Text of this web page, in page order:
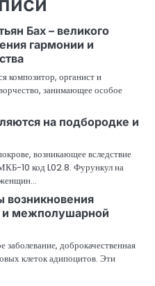
Бах – великого
гармонии и
композитор, органист и
занимающее особое
на подбородке и
возникающее вследствие
10 код L02.8. Фурункул на
женщин…
возникновения
и межполушарной
заболевание, доброкачественная
клеток адипоцитов. Эти